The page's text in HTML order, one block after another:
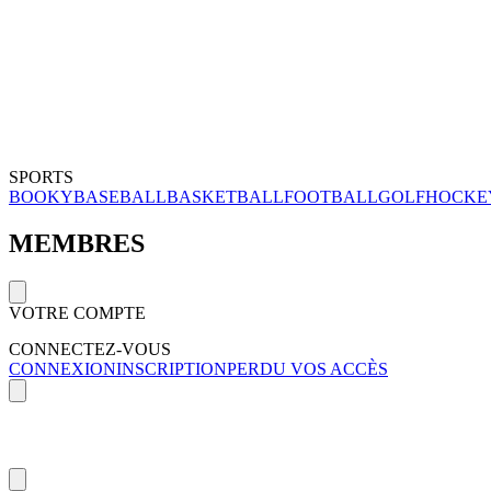
SPORTS
BOOKYBASEBALLBASKETBALLFOOTBALLGOLF
MEMBRES
VOTRE COMPTE
CONNECTEZ-VOUS
CONNEXIONINSCRIPTIONPERDU VOS ACCÈS